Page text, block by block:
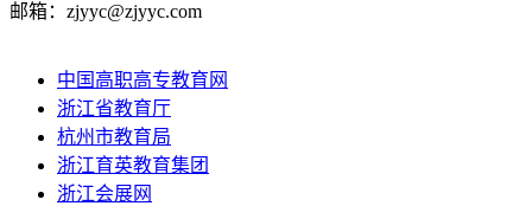
邮箱：zjyyc@zjyyc.com
中国高职高专教育网
浙江省教育厅
杭州市教育局
浙江育英教育集团
浙江会展网